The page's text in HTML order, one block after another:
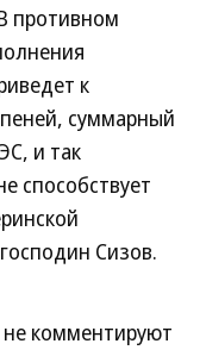
противном
к
суммарный
и так
способствует
Сизов.
не комментируют